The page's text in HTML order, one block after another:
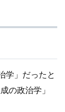
学」だったと
の政治学」